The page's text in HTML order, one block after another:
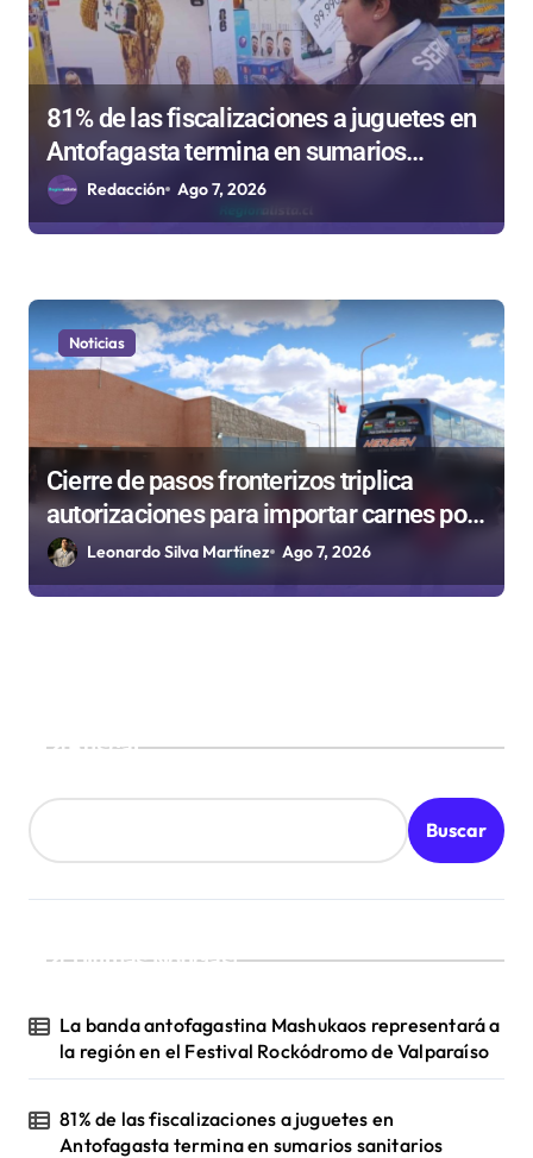
81% de las fiscalizaciones a juguetes en
Antofagasta termina en sumarios
sanitarios
Redacción Ago 7, 2026
Noticias
Cierre de pasos fronterizos triplica
autorizaciones para importar carnes por
Paso Jama
Leonardo Silva Martínez Ago 7, 2026
Buscar
Buscar
¡Ultimas Noticias!
La banda antofagastina Mashukaos representará a
la región en el Festival Rockódromo de Valparaíso
81% de las fiscalizaciones a juguetes en
Antofagasta termina en sumarios sanitarios